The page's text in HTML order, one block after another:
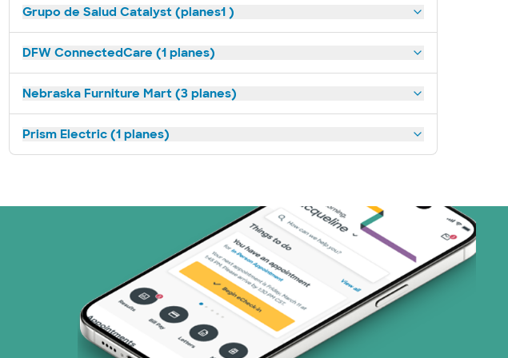
Grupo de Salud Catalyst (planes1 )
DFW ConnectedCare (1 planes)
Nebraska Furniture Mart (3 planes)
Prism Electric (1 planes)